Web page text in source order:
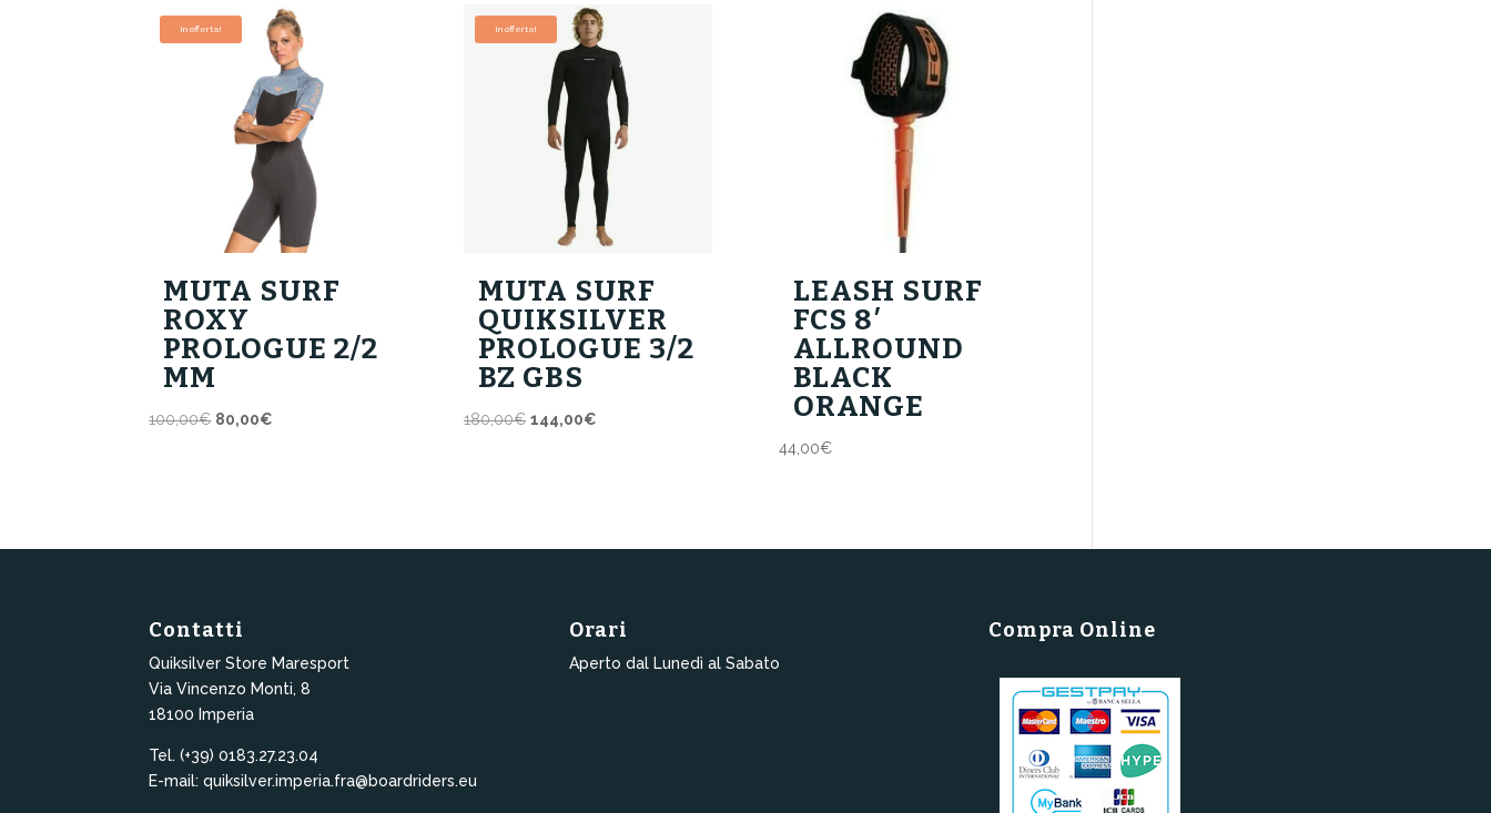
In offerta!
MUTA SURF
ROXY
PROLOGUE 2/2
MM
100,00€ Il
80,00€
In offerta!
MUTA SURF
QUIKSILVER
PROLOGUE 3/2
BZ GBS
180,00€ Il
144,00€Il
LEASH SURF
FCS 8′
ALLROUND
BLACK
ORANGE
44,00€
Contatti
Quiksilver Store Maresport
Via Vincenzo Monti, 8
18100 Imperia
Tel. (+39) 0183.27.23.04
E-mail: quiksilver.imperia.fra@boardriders.eu
Orari
Aperto dal Lunedì al Sabato
Compra Online